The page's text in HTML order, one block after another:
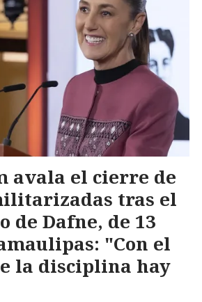
avala el cierre de
tras el
de Dafne, de 13
"Con el
la disciplina hay